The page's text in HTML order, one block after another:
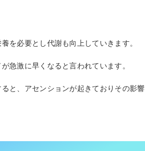
を必要とし代謝も向上していきます。
急激に早くなると言われています。
と、アセンションが起きておりその影響